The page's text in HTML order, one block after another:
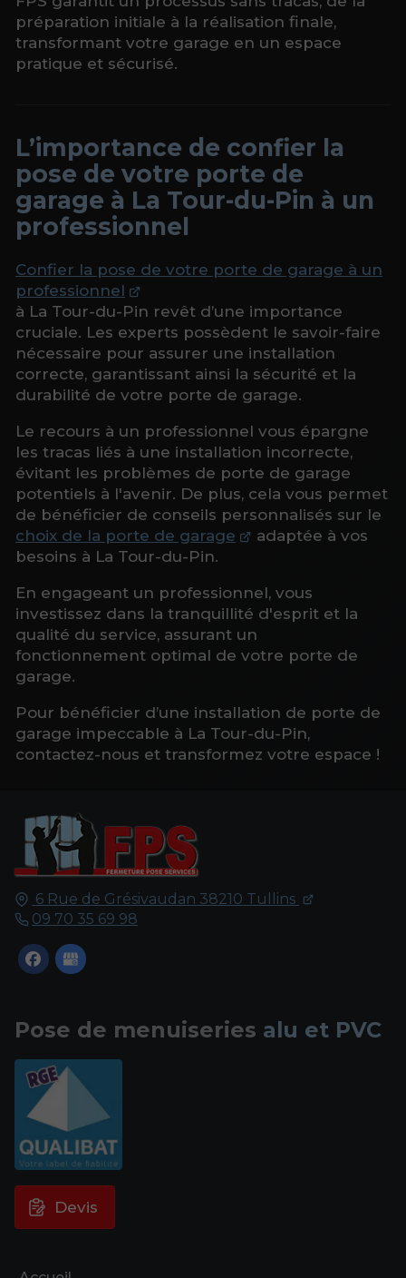
préparation initiale à la réalisation finale,
transformant votre garage en un espace
pratique et sécurisé.
L’importance de confier la
pose de votre porte de
garage à La Tour-du-Pin à un
professionnel
Confier la pose de votre porte de garage à un
professionnel
à La Tour-du-Pin revêt d’une importance
cruciale. Les experts possèdent le savoir-faire
nécessaire pour assurer une installation
correcte, garantissant ainsi la sécurité et la
durabilité de votre porte de garage.
Le recours à un professionnel vous épargne
les tracas liés à une installation incorrecte,
évitant les problèmes de porte de garage
potentiels à l'avenir. De plus, cela vous permet
de bénéficier de conseils personnalisés sur le
choix de la porte de garage
adaptée à vos
besoins à La Tour-du-Pin.
En engageant un professionnel, vous
investissez dans la tranquillité d'esprit et la
qualité du service, assurant un
fonctionnement optimal de votre porte de
garage.
Pour bénéficier d’une installation de porte de
garage impeccable à La Tour-du-Pin,
contactez-nous et transformez votre espace !
6 Rue de Grésivaudan 38210 Tullins
09 70 35 69 98
Pose de menuiseries alu et PVC
Devis